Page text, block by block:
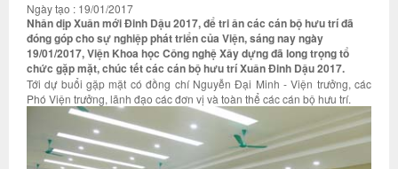
Ngày tạo : 19/01/2017
Nhân dịp Xuân mới Đinh Dậu 2017, để tri ân các cán bộ hưu trí đã
đóng góp cho sự nghiệp phát triển của Viện, sáng nay ngày
19/01/2017, Viện Khoa học Công nghệ Xây dựng đã long trọng tổ
chức gặp mặt, chúc tết các cán bộ hưu trí Xuân Đinh Dậu 2017.
Tới dự buổi gặp mặt có đồng chí Nguyễn Đại Minh - Viện trưởng, các
Phó Viện trưởng, lãnh đạo các đơn vị và toàn thể các cán bộ hưu trí.